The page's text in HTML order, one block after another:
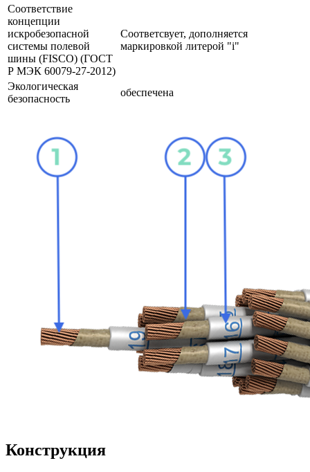
Соответствие
концепции
искробезопасной
системы полевой
шины (FISCO) (ГОСТ
Р МЭК 60079-27-2012)
Соответсвует, дополняется
маркировкой литерой "i"
Экологическая
безопасность
обеспечена
Конструкция